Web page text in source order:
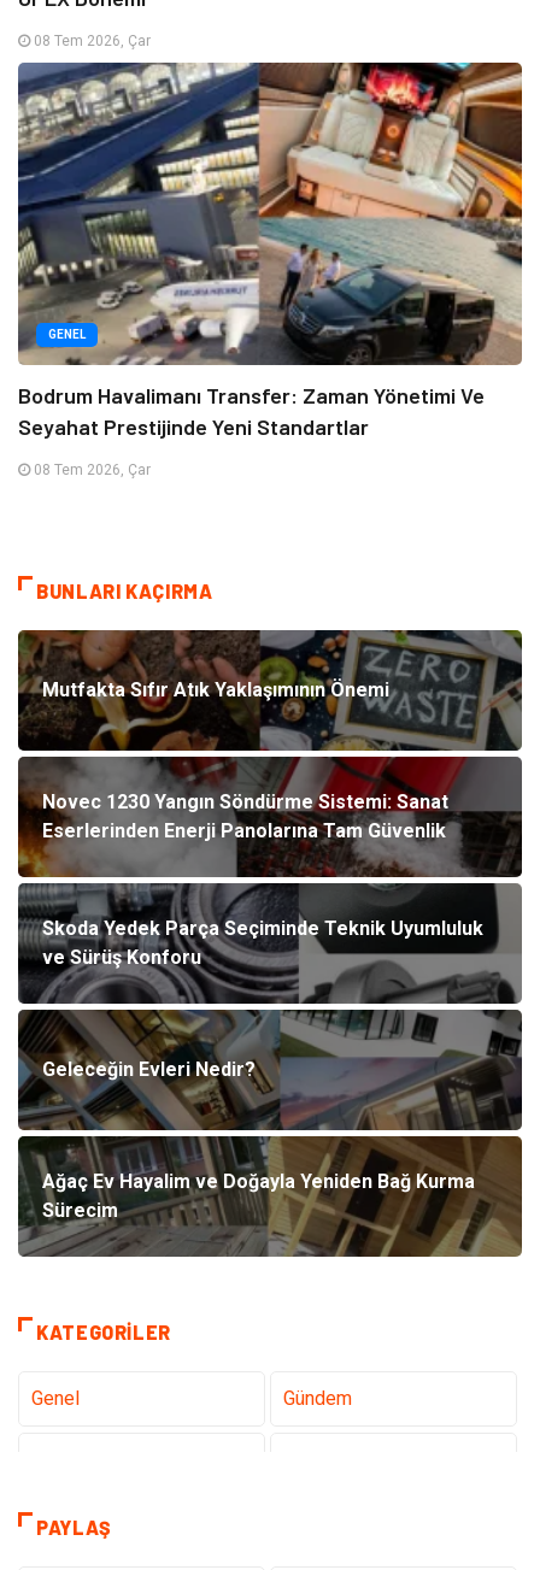
08 Tem 2026, Çar
GENEL
Bodrum Havalimanı Transfer: Zaman Yönetimi Ve
Seyahat Prestijinde Yeni Standartlar
08 Tem 2026, Çar
BUNLARI KAÇIRMA
Mutfakta Sıfır Atık Yaklaşımının Önemi
Novec 1230 Yangın Söndürme Sistemi: Sanat
Eserlerinden Enerji Panolarına Tam Güvenlik
Skoda Yedek Parça Seçiminde Teknik Uyumluluk
ve Sürüş Konforu
Geleceğin Evleri Nedir?
Ağaç Ev Hayalim ve Doğayla Yeniden Bağ Kurma
Sürecim
KATEGORILER
Genel Gündem
Tatil
PAYLAŞ